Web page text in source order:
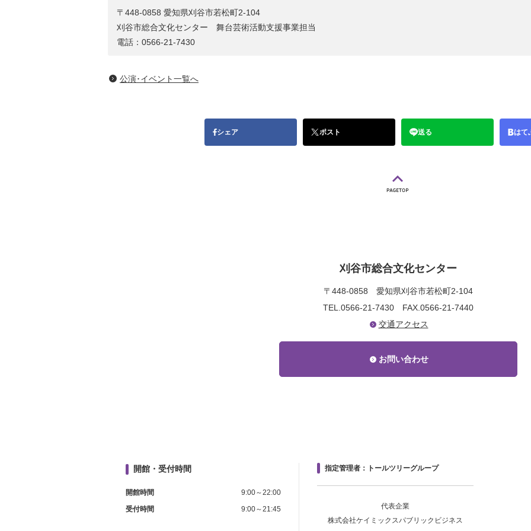
〒448-0858 愛知県刈谷市若松町2-104
刈谷市総合文化センター 舞台芸術活動支援事業担当
電話：0566-21-7430
公演･イベント一覧へ
シェア ポスト 送る はて
刈谷市総合文化センター
〒448-0858 愛知県刈谷市若松町2-104
TEL.0566-21-7430 FAX.0566-21-7440
交通アクセス
お問い合わせ
開館・受付時間
開館時間
9:00～22:00
受付時間
9:00～21:45
指定管理者：トールツリーグループ
代表企業
株式会社ケイミックスパブリックビジネス